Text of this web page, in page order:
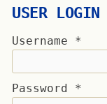
USER LOGIN
Username *
Password *